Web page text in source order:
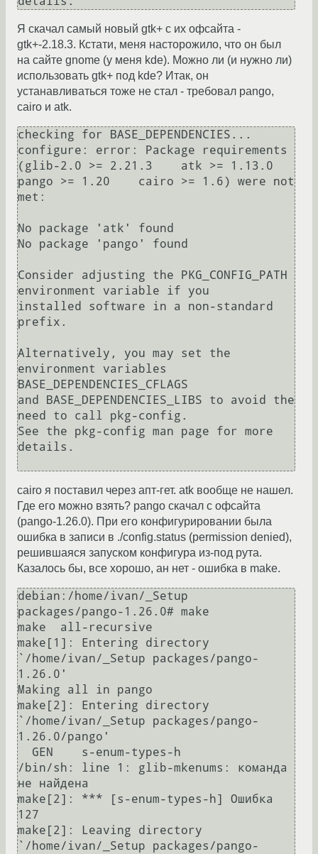
Я скачал самый новый gtk+ с их офсайта -
gtk+-2.18.3. Кстати, меня насторожило, что он был
на сайте gnome (у меня kde). Можно ли (и нужно ли)
использовать gtk+ под kde? Итак, он
устанавливаться тоже не стал - требовал pango,
cairo и atk.
checking for BASE_DEPENDENCIES...
configure: error: Package requirements
(glib-2.0 >= 2.21.3    atk >= 1.13.0
pango >= 1.20    cairo >= 1.6) were not
met:
No package 'atk' found
No package 'pango' found
Consider adjusting the PKG_CONFIG_PATH
environment variable if you
installed software in a non-standard
prefix.
Alternatively, you may set the
environment variables
BASE_DEPENDENCIES_CFLAGS
and BASE_DEPENDENCIES_LIBS to avoid the
need to call pkg-config.
See the pkg-config man page for more
details.
cairo я поставил через апт-гет. atk вообще не нашел.
Где его можно взять? pango скачал с офсайта
(pango-1.26.0). При его конфигурировании была
ошибка в записи в ./config.status (permission denied),
решившаяся запуском конфигура из-под рута.
Казалось бы, все хорошо, ан нет - ошибка в make.
debian:/home/ivan/_Setup
packages/pango-1.26.0# make
make  all-recursive
make[1]: Entering directory
`/home/ivan/_Setup packages/pango-
1.26.0'
Making all in pango
make[2]: Entering directory
`/home/ivan/_Setup packages/pango-
1.26.0/pango'
/bin/sh: line 1: glib-mkenums: команда
не найдена
make[2]: *** [s-enum-types-h] Ошибка
127
make[2]: Leaving directory
`/home/ivan/_Setup packages/pango-